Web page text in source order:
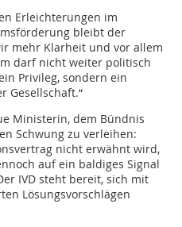
Erleichterungen im
bleibt der
mehr Klarheit und vor allem
darf nicht weiter politisch
Privileg, sondern ein
Gesellschaft.“
Ministerin, dem Bündnis
Schwung zu verleihen:
nicht erwähnt wird,
auf ein baldiges Signal
IVD steht bereit, sich mit
Lösungsvorschlägen